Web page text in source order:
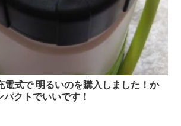
電式で 明るいのを購入しました！か
クトでいいです！